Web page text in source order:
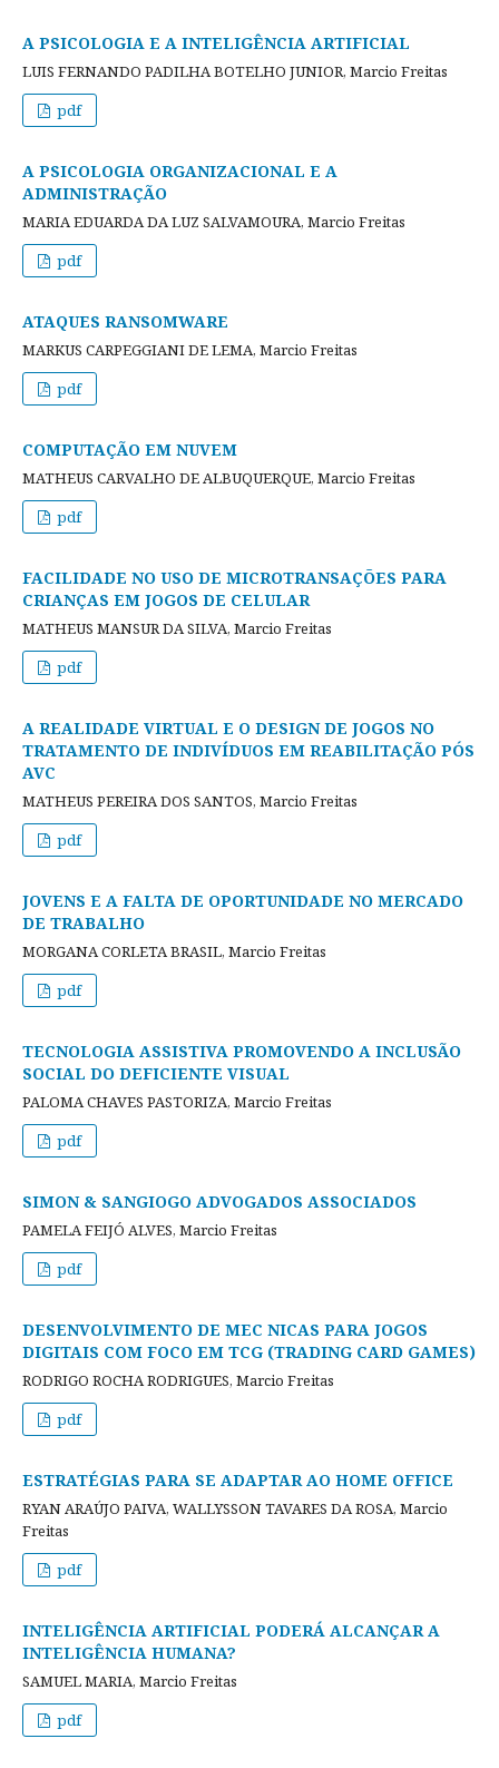
A PSICOLOGIA E A INTELIGÊNCIA ARTIFICIAL
LUIS FERNANDO PADILHA BOTELHO JUNIOR, Marcio Freitas
pdf
A PSICOLOGIA ORGANIZACIONAL E A
ADMINISTRAÇÃO
MARIA EDUARDA DA LUZ SALVAMOURA, Marcio Freitas
pdf
ATAQUES RANSOMWARE
MARKUS CARPEGGIANI DE LEMA, Marcio Freitas
pdf
COMPUTAÇÃO EM NUVEM
MATHEUS CARVALHO DE ALBUQUERQUE, Marcio Freitas
pdf
FACILIDADE NO USO DE MICROTRANSAÇÕES PARA
CRIANÇAS EM JOGOS DE CELULAR
MATHEUS MANSUR DA SILVA, Marcio Freitas
pdf
A REALIDADE VIRTUAL E O DESIGN DE JOGOS NO
TRATAMENTO DE INDIVÍDUOS EM REABILITAÇÃO PÓS
AVC
MATHEUS PEREIRA DOS SANTOS, Marcio Freitas
pdf
JOVENS E A FALTA DE OPORTUNIDADE NO MERCADO
DE TRABALHO
MORGANA CORLETA BRASIL, Marcio Freitas
pdf
TECNOLOGIA ASSISTIVA PROMOVENDO A INCLUSÃO
SOCIAL DO DEFICIENTE VISUAL
PALOMA CHAVES PASTORIZA, Marcio Freitas
pdf
SIMON & SANGIOGO ADVOGADOS ASSOCIADOS
PAMELA FEIJÓ ALVES, Marcio Freitas
pdf
DESENVOLVIMENTO DE MEC NICAS PARA JOGOS
DIGITAIS COM FOCO EM TCG (TRADING CARD GAMES)
RODRIGO ROCHA RODRIGUES, Marcio Freitas
pdf
ESTRATÉGIAS PARA SE ADAPTAR AO HOME OFFICE
RYAN ARAÚJO PAIVA, WALLYSSON TAVARES DA ROSA, Marcio
Freitas
pdf
INTELIGÊNCIA ARTIFICIAL PODERÁ ALCANÇAR A
INTELIGÊNCIA HUMANA?
SAMUEL MARIA, Marcio Freitas
pdf